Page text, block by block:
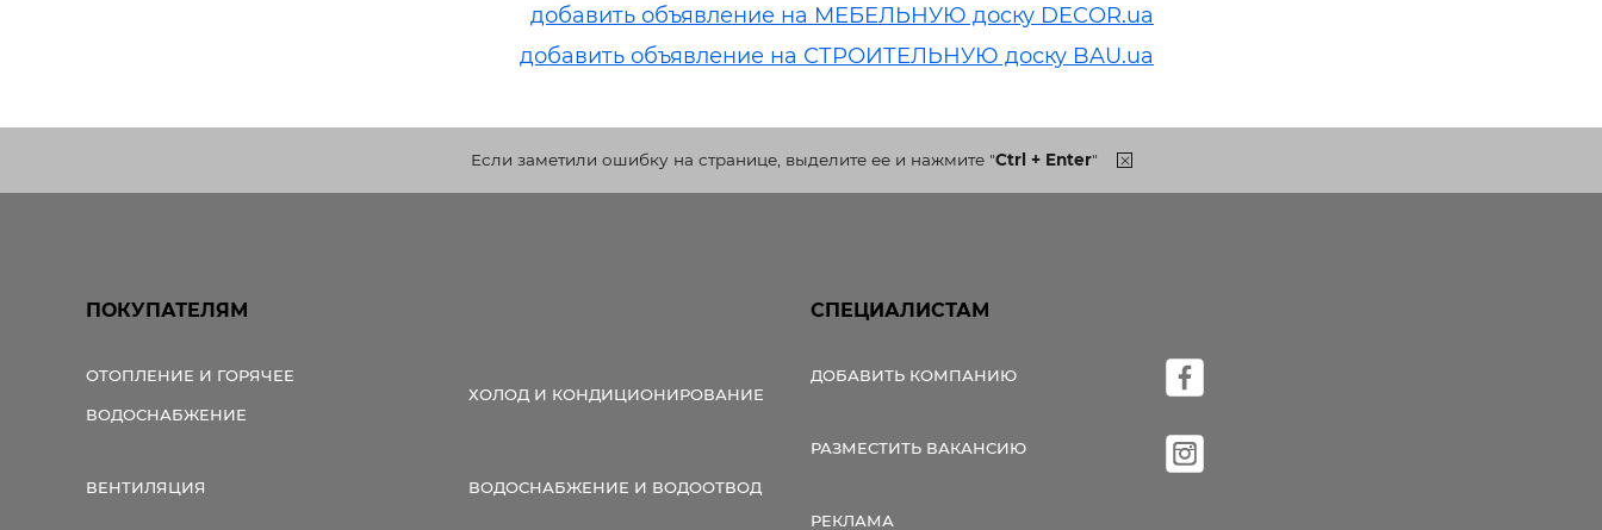
добавить объявление на МЕБЕЛЬНУЮ доску DECOR.ua
добавить объявление на СТРОИТЕЛЬНУЮ доску BAU.ua
Если заметили ошибку на странице, выделите ее и нажмите"Ctrl + Enter"
ПОКУПАТЕЛЯМ
ОТОПЛЕНИЕ И ГОРЯЧЕЕ
ВОДОСНАБЖЕНИЕ
ХОЛОД И КОНДИЦИОНИРОВАНИЕ
ВЕНТИЛЯЦИЯ ВОДОСНАБЖЕНИЕ И ВОДООТВОД
СПЕЦИАЛИСТАМ
ДОБАВИТЬ КОМПАНИЮ
РАЗМЕСТИТЬ ВАКАНСИЮ
РЕКЛАМА